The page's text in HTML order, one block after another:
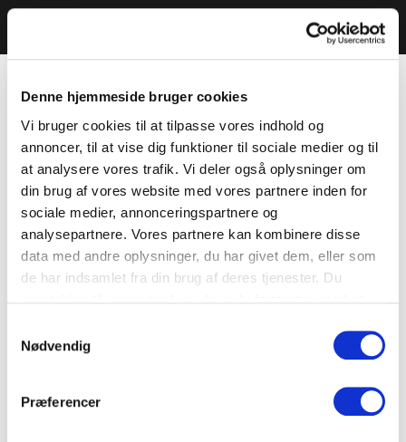
Denne hjemmeside bruger cookies
Vi bruger cookies til at tilpasse vores indhold og
annoncer, til at vise dig funktioner til sociale medier og til
at analysere vores trafik. Vi deler også oplysninger om
din brug af vores website med vores partnere inden for
sociale medier, annonceringspartnere og
analysepartnere. Vores partnere kan kombinere disse
data med andre oplysninger, du har givet dem, eller som
de har indsamlet fra din brug af deres tjenester. Du
Nødvendig
Præferencer